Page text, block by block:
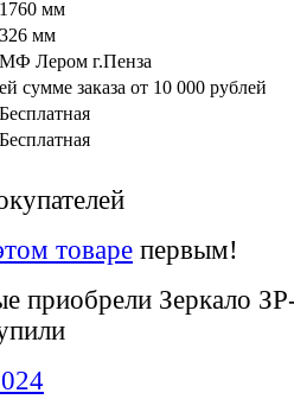
1760 мм
326 мм
МФ Лером г.Пенза
сумме заказа от 10 000 рублей
Бесплатная
Бесплатная
товаре первым!
приобрели Зеркало